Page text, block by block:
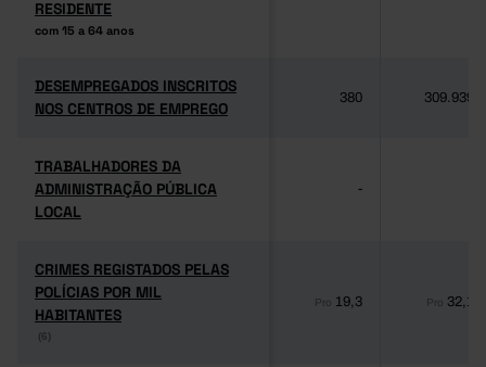
RESIDENTE
com 15 a 64 anos
RESIDENTE
com 15 a 64 anos
DESEMPREGADOS INSCRITOS
NOS CENTROS DE EMPREGO
DESEMPREGADOS INSCRITOS
NOS CENTROS DE EMPREGO
380 309.939
TRABALHADORES DA
ADMINISTRAÇÃO PÚBLICA
LOCAL
TRABALHADORES DA
ADMINISTRAÇÃO PÚBLICA
LOCAL
-
CRIMES REGISTADOS PELAS
POLÍCIAS POR MIL
HABITANTES
(6)
CRIMES REGISTADOS PELAS
POLÍCIAS POR MIL
HABITANTES
(6)
Pro 19,3 Pro 32,1